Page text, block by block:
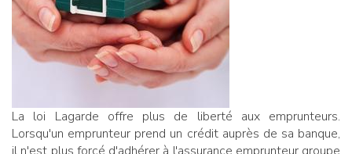
La loi Lagarde offre plus de liberté aux emprunteurs.
Lorsqu'un emprunteur prend un crédit auprès de sa banque,